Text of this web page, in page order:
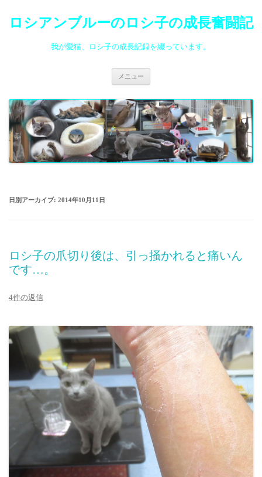
ロシアンブルーのロシ子の成長奮闘記
我が愛猫、ロシ子の成長記録を綴っています。
メニュー
ツ
へ
ス
キ
ッ
プ
日別アーカイブ: 2014年10月11日
ロシ子の爪切り後は、引っ掻かれると痛いん
です…。
4件の返信